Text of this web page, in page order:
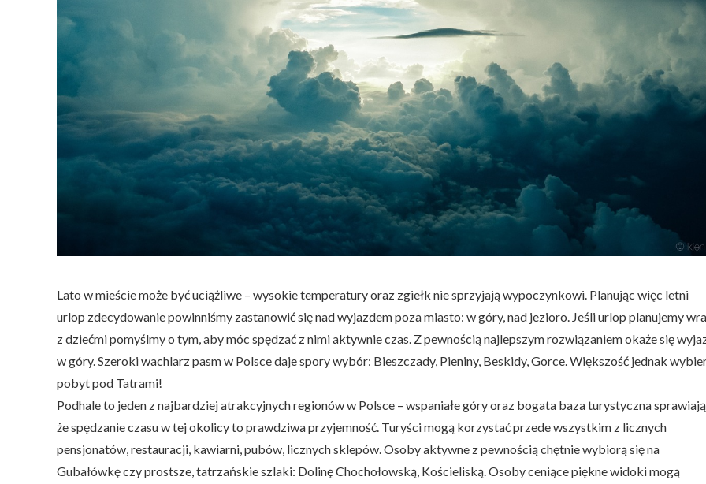
Lato w mieście może być uciążliwe – wysokie temperatury oraz zgiełk nie sprzyjają wypoczynkowi. Planując więc letni
urlop zdecydowanie powinniśmy zastanowić się nad wyjazdem poza miasto: w góry, nad jezioro. Jeśli urlop planujemy
z dziećmi pomyślmy o tym, aby móc spędzać z nimi aktywnie czas. Z pewnością najlepszym rozwiązaniem okaże się
w góry. Szeroki wachlarz pasm w Polsce daje spory wybór: Bieszczady, Pieniny, Beskidy, Gorce. Większość jednak
pobyt pod Tatrami!
Podhale to jeden z najbardziej atrakcyjnych regionów w Polsce – wspaniałe góry oraz bogata baza turystyczna sprawiają,
że spędzanie czasu w tej okolicy to prawdziwa przyjemność. Turyści mogą korzystać przede wszystkim z licznych
pensjonatów, restauracji, kawiarni, pubów, licznych sklepów. Osoby aktywne z pewnością chętnie wybiorą się na
Gubałówkę czy prostsze, tatrzańskie szlaki: Dolinę Chochołowską, Kościeliską. Osoby ceniące piękne widoki mogą